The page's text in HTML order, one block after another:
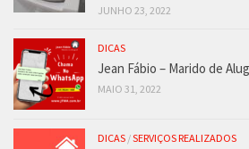
JUNHO 23, 2022
DICAS
Jean Fábio – Marido de
MAIO 31, 2022
DICAS /SERVIÇOS REALIZADOS